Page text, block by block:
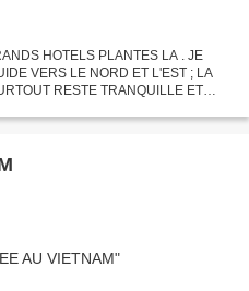
HOTELS PLANTES LA . JE
VERS LE NORD ET L'EST ; LA
RESTE TRANQUILLE ET